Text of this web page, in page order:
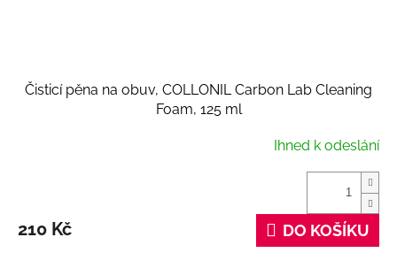
Čisticí pěna na obuv, COLLONIL Carbon Lab Cleaning
Foam, 125 ml
Ihned k odeslání
210 Kč DO KOŠÍKU